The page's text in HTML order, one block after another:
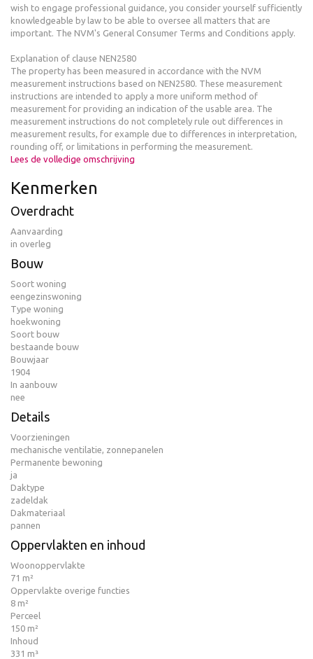
wish to engage professional guidance, you consider yourself sufficiently
knowledgeable by law to be able to oversee all matters that are
important. The NVM's General Consumer Terms and Conditions apply.
Explanation of clause NEN2580
The property has been measured in accordance with the NVM
measurement instructions based on NEN2580. These measurement
instructions are intended to apply a more uniform method of
measurement for providing an indication of the usable area. The
measurement instructions do not completely rule out differences in
measurement results, for example due to differences in interpretation,
rounding off, or limitations in performing the measurement.
Lees de volledige omschrijving
Kenmerken
Overdracht
Aanvaarding
in overleg
Bouw
Soort woning
eengezinswoning
Type woning
hoekwoning
Soort bouw
bestaande bouw
Bouwjaar
1904
In aanbouw
nee
Details
Voorzieningen
mechanische ventilatie, zonnepanelen
Permanente bewoning
ja
Daktype
zadeldak
Dakmateriaal
pannen
Oppervlakten en inhoud
Woonoppervlakte
71 m²
Oppervlakte overige functies
8 m²
Perceel
150 m²
Inhoud
331 m³